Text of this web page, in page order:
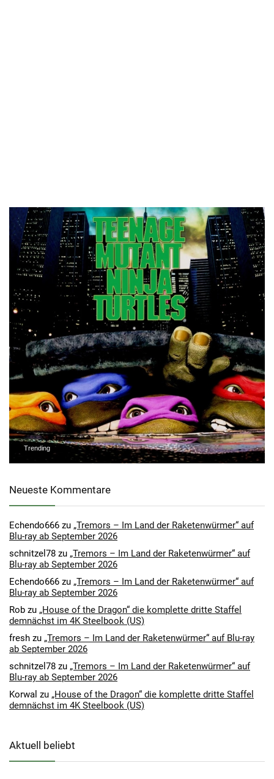
Trending
Neueste Kommentare
Echendo666 zu „Tremors – Im Land der Raketenwürmer“ auf
Blu-ray ab September 2026
schnitzel78 zu „Tremors – Im Land der Raketenwürmer“ auf
Blu-ray ab September 2026
Echendo666 zu „Tremors – Im Land der Raketenwürmer“ auf
Blu-ray ab September 2026
Rob zu „House of the Dragon“ die komplette dritte Staffel
demnächst im 4K Steelbook (US)
fresh zu „Tremors – Im Land der Raketenwürmer“ auf Blu-ray
ab September 2026
schnitzel78 zu „Tremors – Im Land der Raketenwürmer“ auf
Blu-ray ab September 2026
Korwal zu „House of the Dragon“ die komplette dritte Staffel
demnächst im 4K Steelbook (US)
Aktuell beliebt